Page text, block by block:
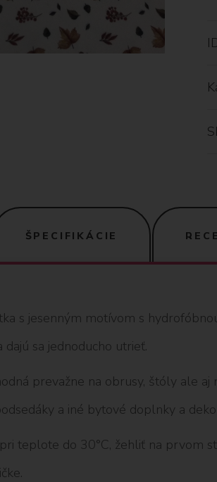
ŠPECIFIKÁCIE
s jesenným motívom s
dajú sa jednoducho utrieť.
prevažne na obrusy, štóly ale aj
a iné bytové doplnky a
teplote do 30°C, žehliť na prvom